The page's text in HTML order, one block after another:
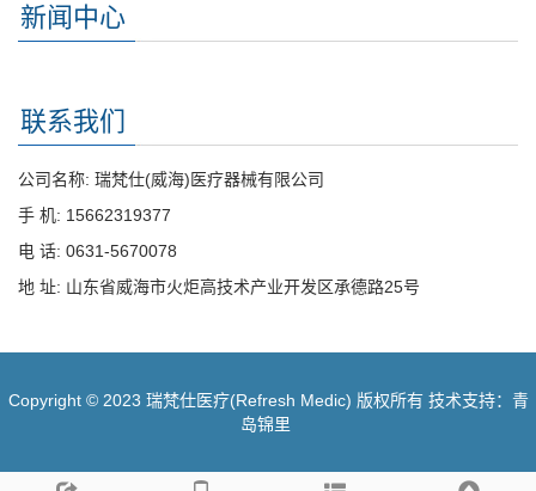
新闻中心
联系我们
公司名称: 瑞梵仕(威海)医疗器械有限公司
手 机: 15662319377
电 话: 0631-5670078
地 址: 山东省威海市火炬高技术产业开发区承德路25号
Copyright © 2023 瑞梵仕医疗(Refresh Medic) 版权所有 技术支持：青
岛锦里